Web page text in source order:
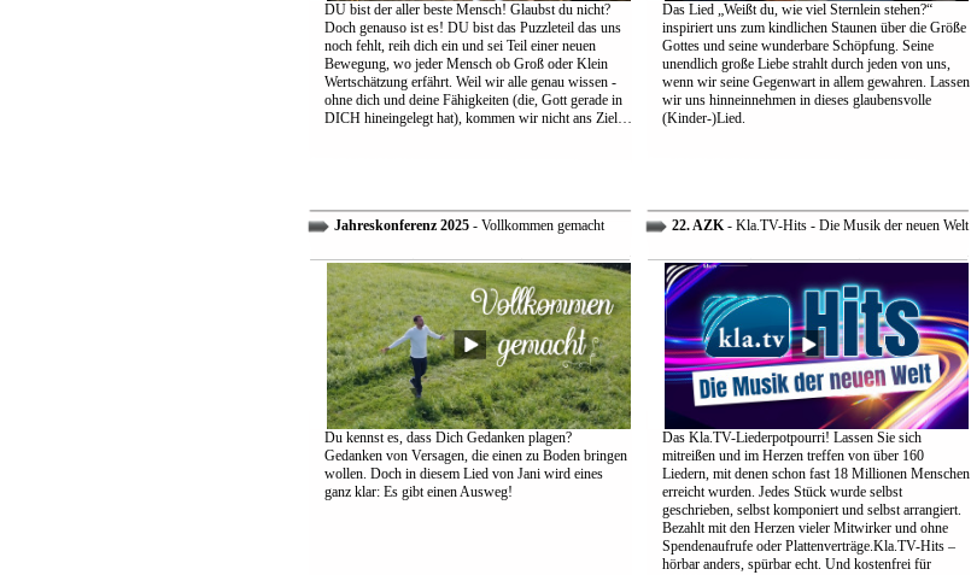
DU bist der aller beste Mensch! Glaubst du nicht?
Doch genauso ist es! DU bist das Puzzleteil das uns
noch fehlt, reih dich ein und sei Teil einer neuen
Bewegung, wo jeder Mensch ob Groß oder Klein
Wertschätzung erfährt. Weil wir alle genau wissen -
ohne dich und deine Fähigkeiten (die, Gott gerade in
DICH hineingelegt hat), kommen wir nicht ans Ziel…
Das Lied „Weißt du, wie viel Sternlein stehen?“
inspiriert uns zum kindlichen Staunen über die Größe
Gottes und seine wunderbare Schöpfung. Seine
unendlich große Liebe strahlt durch jeden von uns,
wenn wir seine Gegenwart in allem gewahren. Lassen
wir uns hinneinnehmen in dieses glaubensvolle
(Kinder-)Lied.
Jahreskonferenz 2025- Vollkommen gemacht
Du kennst es, dass Dich Gedanken plagen?
Gedanken von Versagen, die einen zu Boden bringen
wollen. Doch in diesem Lied von Jani wird eines
ganz klar: Es gibt einen Ausweg!
22. AZK- Kla.TV-Hits - Die Musik der neuen Welt
Das Kla.TV-Liederpotpourri! Lassen Sie sich
mitreißen und im Herzen treffen von über 160
Liedern, mit denen schon fast 18 Millionen Menschen
erreicht wurden. Jedes Stück wurde selbst
geschrieben, selbst komponiert und selbst arrangiert.
Bezahlt mit den Herzen vieler Mitwirker und ohne
Spendenaufrufe oder Plattenverträge.Kla.TV-Hits –
hörbar anders, spürbar echt. Und kostenfrei für